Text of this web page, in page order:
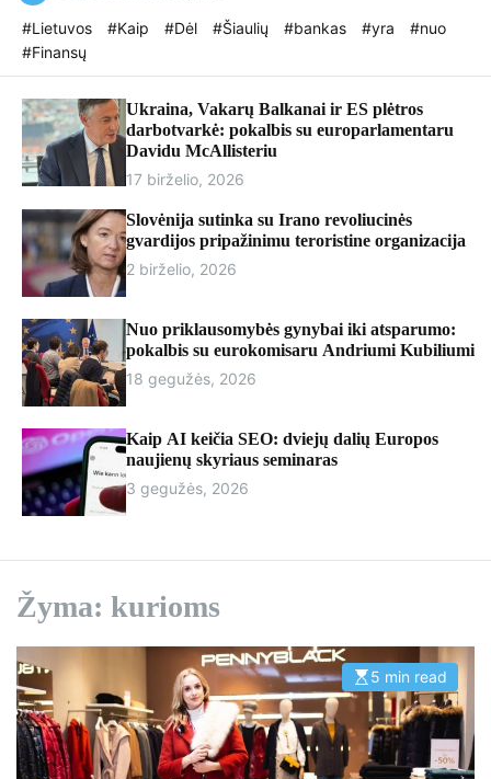
l
h
o
o
r
#Lietuvos #Kaip #Dėl #Šiaulių #bankas #yra
#nuo
#Finansų
Ukraina, Vakarų Balkanai ir ES plėtros
darbotvarkė: pokalbis su europarlamentaru
Davidu McAllisteriu
17 birželio, 2026
Slovėnija sutinka su Irano revoliucinės
gvardijos pripažinimu teroristine organizacija
2 birželio, 2026
Nuo priklausomybės gynybai iki atsparumo:
pokalbis su eurokomisaru Andriumi Kubiliumi
18 gegužės, 2026
Kaip AI keičia SEO: dviejų dalių Europos
naujienų skyriaus seminaras
3 gegužės, 2026
Žyma: kurioms
E
s
t
i
m
a
5 min read